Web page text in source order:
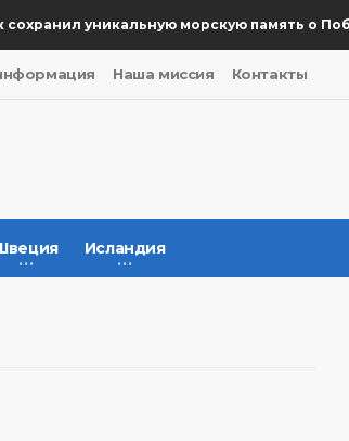
уникальную морскую память о Победе
Наша миссия Контакты
Исландия